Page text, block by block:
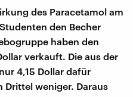
des Paracetamol am
den Becher
haben den
verkauft. Die aus der
4,15 Dollar dafür
Drittel weniger. Daraus